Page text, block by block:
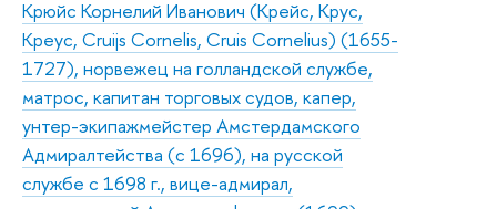
Крюйс Корнелий Иванович (Крейс, Крус,
Креус, Cruijs Cornelis, Cruis Cornelius) (1655-
1727), норвежец на голландской службе,
матрос, капитан торговых судов, капер,
унтер-экипажмейстер Амстердамского
Адмиралтейства (с 1696), на русской
службе с 1698 г., вице-адмирал,